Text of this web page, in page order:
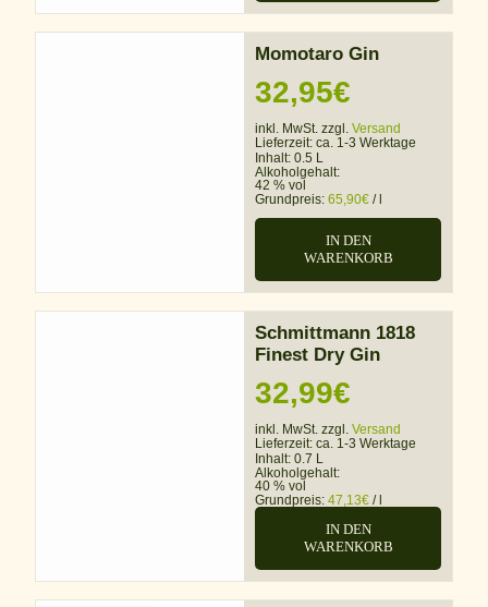
Momotaro Gin
32,95€
inkl. MwSt. zzgl. Versand
Lieferzeit: ca. 1-3 Werktage
Inhalt: 0.5 L
Alkoholgehalt:
42 % vol
Grundpreis: 65,90€ /l
IN DEN
WARENKORB
Schmittmann 1818
Finest Dry Gin
32,99€
inkl. MwSt. zzgl. Versand
Lieferzeit: ca. 1-3 Werktage
Inhalt: 0.7 L
Alkoholgehalt:
40 % vol
Grundpreis: 47,13€ /
IN DEN
WARENKORB